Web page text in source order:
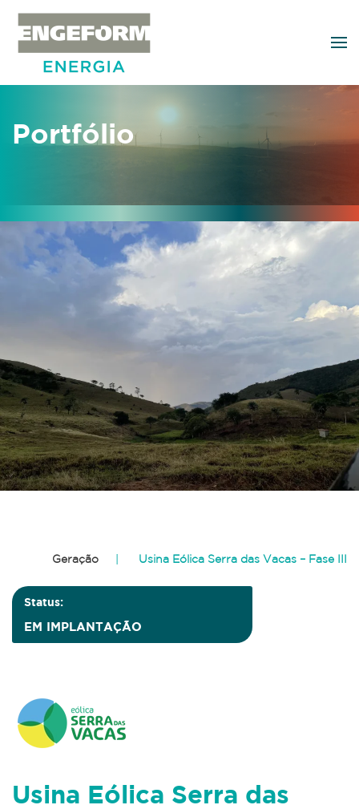
Skip to main content
Portfólio
Geração Usina Eólica Serra das Vacas – Fase III
Status:
EM IMPLANTAÇÃO
Usina Eólica Serra das